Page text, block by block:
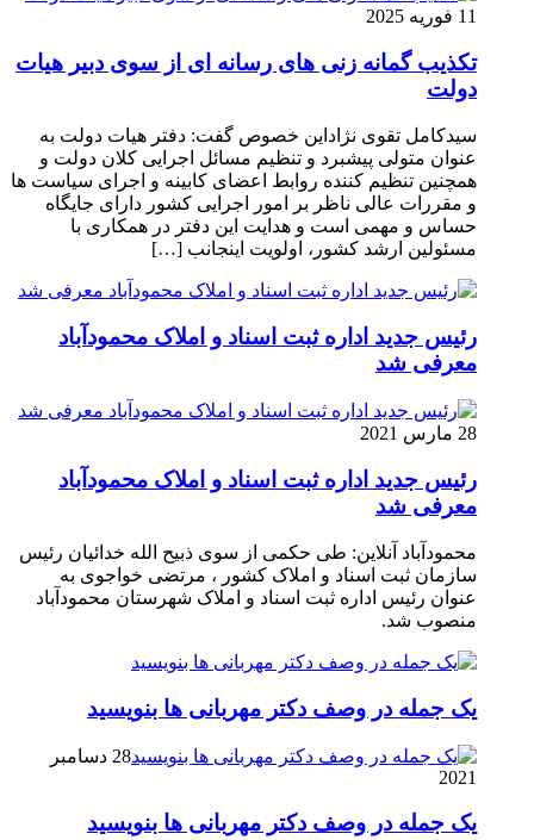
11 فوریه 2025
تکذیب گمانه زنی های رسانه ای از سوی دبیر هیات
دولت
سیدکامل تقوی نژاداین خصوص گفت: دفتر هیات دولت به
عنوان متولی پیشبرد و تنظیم مسائل اجرایی کلان دولت و
همچنین تنظیم کننده روابط اعضای کابینه و اجرای سیاست ها
و مقررات عالی ناظر بر امور اجرایی کشور دارای جایگاه
حساس و مهمی است و هدایت این دفتر در همکاری با
مسئولین ارشد کشور، اولویت اینجانب […]
رئیس جدید اداره ثبت اسناد و املاک محمودآباد
معرفی شد
28 مارس 2021
رئیس جدید اداره ثبت اسناد و املاک محمودآباد
معرفی شد
محمودآباد آنلاین: طی حکمی از سوی ذبیح الله خدائیان رئیس
سازمان ثبت اسناد و املاک کشور ، مرتضی خواجوی به
عنوان رئیس اداره ثبت اسناد و املاک شهرستان محمودآباد
منصوب شد.
یک جمله در وصف دکتر مهربانی ها بنویسید
28 دسامبر
2021
یک جمله در وصف دکتر مهربانی ها بنویسید